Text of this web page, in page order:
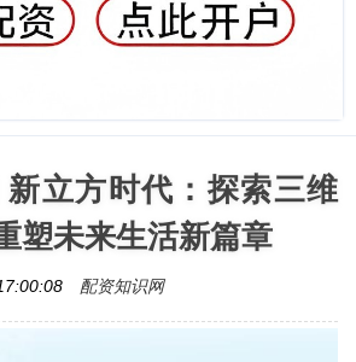
立方时代：探索三维
塑未来生活新篇章
配资知识网